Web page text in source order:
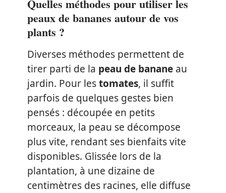
Quelles méthodes pour utiliser les
peaux de bananes autour de vos
plants ?
Diverses méthodes permettent de
tirer parti de la peau de banane au
jardin. Pour lestomates, il suffit
parfois de quelques gestes bien
pensés : découpée en petits
morceaux, la peau se décompose
plus vite, rendant ses bienfaits vite
disponibles. Glissée lors de la
plantation, à une dizaine de
centimètres des racines, elle diffuse